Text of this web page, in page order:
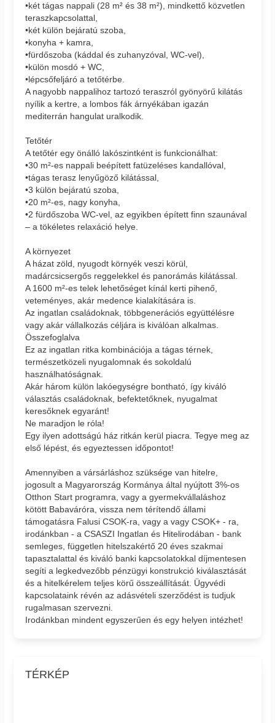
•két tágas nappali (28 m² és 38 m²), mindkettő közvetlen
teraszkapcsolattal,
•két külön bejáratú szoba,
•konyha + kamra,
•fürdőszoba (káddal és zuhanyzóval, WC-vel),
•külön mosdó + WC,
•lépcsőfeljáró a tetőtérbe.
A nagyobb nappalihoz tartozó teraszról gyönyörű kilátás
nyílik a kertre, a lombos fák árnyékában igazán
mediterrán hangulat uralkodik.
Tetőtér
A tetőtér egy önálló lakószintként is funkcionálhat:
•30 m²-es nappali beépített fatüzeléses kandallóval,
•tágas terasz lenyűgöző kilátással,
•3 külön bejáratú szoba,
•20 m²-es, nagy konyha,
•2 fürdőszoba WC-vel, az egyikben épített finn szaunával
– a tökéletes relaxáció helye.
A környezet
A házat zöld, nyugodt környék veszi körül,
madárcsicsergős reggelekkel és panorámás kilátással.
A 1600 m²-es telek lehetőséget kínál kerti pihenő,
veteményes, akár medence kialakítására is.
Az ingatlan családoknak, többgenerációs együttélésre
vagy akár vállalkozás céljára is kiválóan alkalmas.
Összefoglalva
Ez az ingatlan ritka kombinációja a tágas térnek,
természetközeli nyugalomnak és sokoldalú
használhatóságnak.
Akár három külön lakóegységre bontható, így kiváló
választás családoknak, befektetőknek, nyugalmat
keresőknek egyaránt!
Ne maradjon le róla!
Egy ilyen adottságú ház ritkán kerül piacra. Tegye meg az
első lépést, és egyeztessen időpontot!
Amennyiben a vársárláshoz szüksége van hitelre,
jogosult a Magyarország Kormánya által nyújtott 3%-os
Otthon Start programra, vagy a gyermekvállaláshoz
kötött Babaváróra, vissza nem térítendő állami
támogatásra Falusi CSOK-ra, vagy a vagy CSOK+ - ra,
irodánkban - a CSASZI Ingatlan és Hitelirodában - bank
semleges, független hitelszakértő 20 éves szakmai
tapasztalattal és kiváló banki kapcsolatokkal díjmentesen
segíti a legkedvezőbb pénzügyi konstrukció kiválasztását
és a hitelkérelem teljes körű összeállítását. Ügyvédi
kapcsolataink révén az adásvételi szerződést is tudjuk
rugalmasan szervezni.
Irodánkban mindent egyszerűen és egy helyen intézhet!
TÉRKÉP